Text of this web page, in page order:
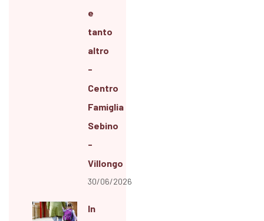
e
tanto
altro
-
Centro
Famiglia
Sebino
-
Villongo
30/06/2026
In